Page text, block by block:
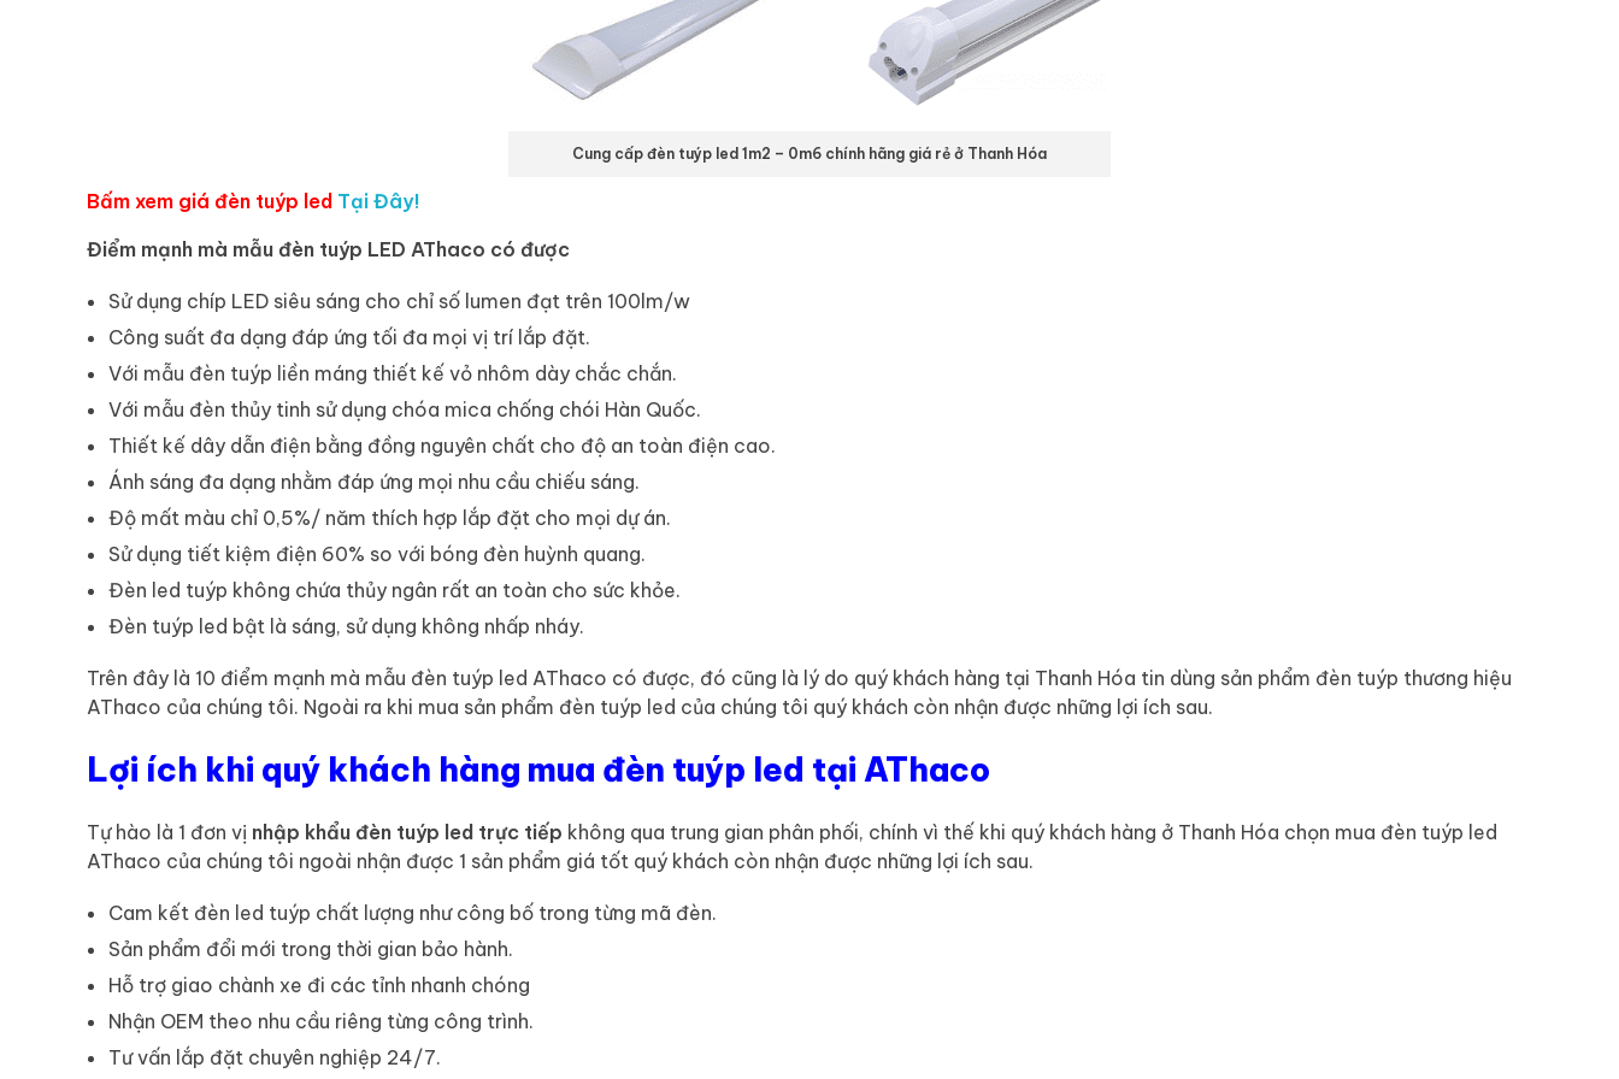
Cung cấp đèn tuýp led 1m2 – 0m6 chính hãng giá rẻ ở Thanh Hóa
Bấm xem giá đèn tuýp led Tại Đây!
Điểm mạnh mà mẫu đèn tuýp LED AThaco có được
Sử dụng chíp LED siêu sáng cho chỉ số lumen đạt trên 100lm/w
Công suất đa dạng đáp ứng tối đa mọi vị trí lắp đặt.
Với mẫu đèn tuýp liền máng thiết kế vỏ nhôm dày chắc chắn.
Với mẫu đèn thủy tinh sử dụng chóa mica chống chói Hàn Quốc.
Thiết kế dây dẫn điện bằng đồng nguyên chất cho độ an toàn điện cao.
Ánh sáng đa dạng nhằm đáp ứng mọi nhu cầu chiếu sáng.
Độ mất màu chỉ 0,5%/ năm thích hợp lắp đặt cho mọi dự án.
Sử dụng tiết kiệm điện 60% so với bóng đèn huỳnh quang.
Đèn led tuýp không chứa thủy ngân rất an toàn cho sức khỏe.
Đèn tuýp led bật là sáng, sử dụng không nhấp nháy.
Trên đây là 10 điểm mạnh mà mẫu đèn tuýp led AThaco có được, đó cũng là lý do quý khách hàng tại Thanh Hóa tin dùng sản phẩm đèn tuýp thương hiệu
AThaco của chúng tôi. Ngoài ra khi mua sản phẩm đèn tuýp led của chúng tôi quý khách còn nhận được những lợi ích sau.
Lợi ích khi quý khách hàng mua đèn tuýp led tại AThaco
Tự hào là 1 đơn vị nhập khẩu đèn tuýp led trực tiếp không qua trung gian phân phối, chính vì thế khi quý khách hàng ở Thanh Hóa chọn mua đèn tuýp led
AThaco của chúng tôi ngoài nhận được 1 sản phẩm giá tốt quý khách còn nhận được những lợi ích sau.
Cam kết đèn led tuýp chất lượng như công bố trong từng mã đèn.
Sản phẩm đổi mới trong thời gian bảo hành.
Hỗ trợ giao chành xe đi các tỉnh nhanh chóng
Nhận OEM theo nhu cầu riêng từng công trình.
Tư vấn lắp đặt chuyên nghiệp 24/7.